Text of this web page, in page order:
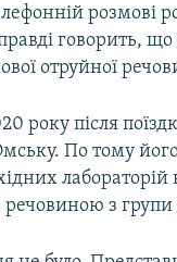
розмові
говорить,
отруйної
року після
По тому
лабораторій
речовиною з